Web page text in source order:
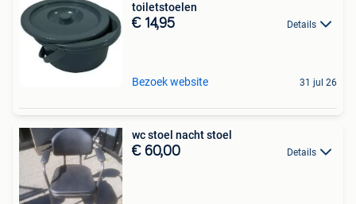
toiletstoelen
€ 14,95 Details
Bezoek website 31 jul 26
wc stoel nacht stoel
€ 60,00 Details